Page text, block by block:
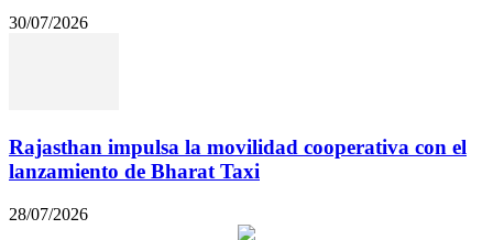
30/07/2026
Rajasthan impulsa la movilidad cooperativa con el
lanzamiento de Bharat Taxi
28/07/2026